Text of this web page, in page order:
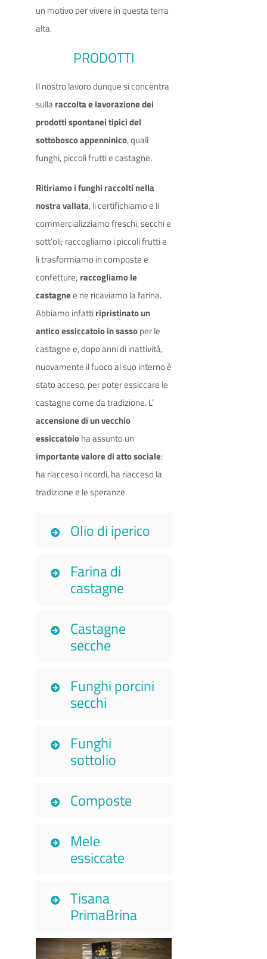
un motivo per vivere in questa terra
alta.
PRODOTTI
Il nostro lavoro dunque si concentra
sullaraccolta e lavorazione dei
prodotti spontanei tipici del
sottobosco appenninico, quali
funghi, piccoli frutti e castagne.
Ritiriamo i funghi raccolti nella
nostra vallata, li certifichiamo e li
commercializziamo freschi, secchi e
sott’oli; raccogliamo i piccoli frutti e
li trasformiamo in composte e
confetture; raccogliamo le
castagnee ne ricaviamo la farina.
Abbiamo infattiripristinato un
antico essiccatoio in sassoper le
castagne e, dopo anni di inattività,
nuovamente il fuoco al suo interno è
stato acceso, per poter essiccare le
castagne come da tradizione. L’
accensione di un vecchio
essiccatoioha assunto un
importante valore di atto sociale:
ha riacceso i ricordi, ha riacceso la
tradizione e le speranze.
Olio di iperico
Farina di
castagne
Castagne
secche
Funghi porcini
secchi
Funghi
sottolio
Composte
Mele
essiccate
Tisana
PrimaBrina